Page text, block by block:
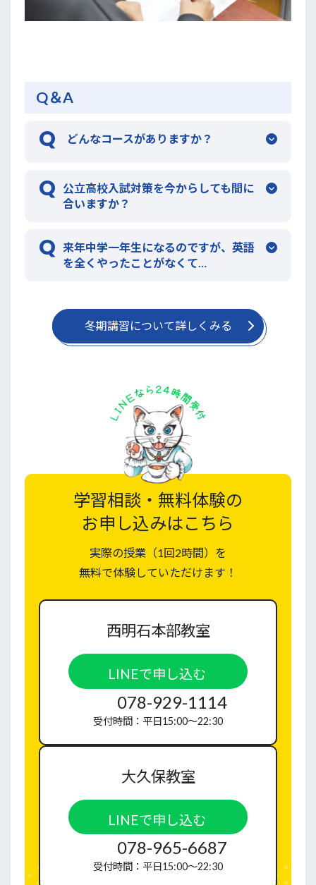
Q＆A
どんなコースがありますか？
公立高校入試対策を今からしても間に
合いますか？
来年中学一年生になるのですが、英語
を全くやったことがなくて…
冬期講習について詳しくみる
学習相談・無料体験の
お申し込みはこちら
実際の授業（1回2時間）を
無料で体験していただけます！
西明石本部教室
LINEで申し込む
078-929-1114
受付時間：平日15:00〜22:30
大久保教室
LINEで申し込む
078-965-6687
受付時間：平日15:00〜22:30